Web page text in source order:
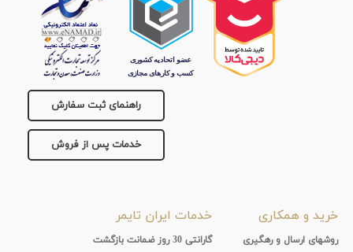
راهنمای ثبت سفارش
خدمات پس از فروش
خرید و همکاری
روشهای ارسال و رهگیری
خدمات ایران تایمر
گارانتی 30 روز ضمانت بازگشت